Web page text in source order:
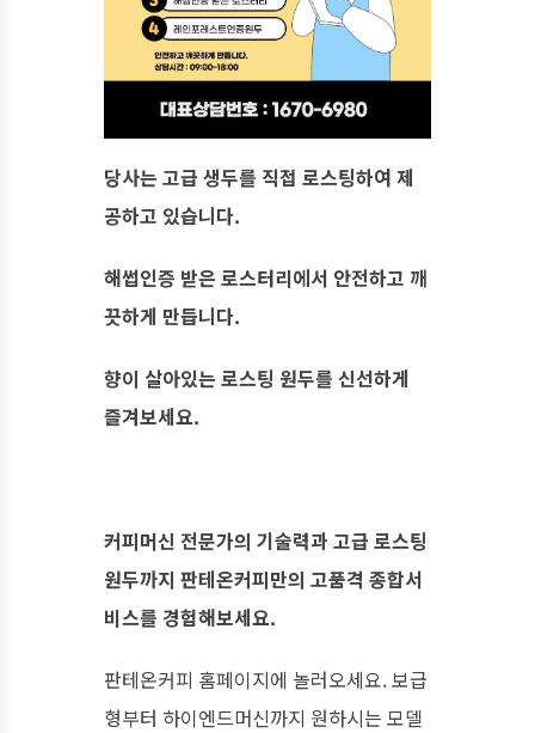
당사는 고급 생두를 직접 로스팅하여 제
공하고 있습니다.
해썹인증 받은 로스터리에서 안전하고 깨
끗하게 만듭니다.
향이 살아있는 로스팅 원두를 신선하게
즐겨보세요.
커피머신 전문가의 기술력과 고급 로스팅
원두까지 판테온커피만의 고품격 종합서
비스를 경험해보세요.
판테온커피 홈페이지에 놀러오세요. 보급
형부터 하이엔드머신까지 원하시는 모델